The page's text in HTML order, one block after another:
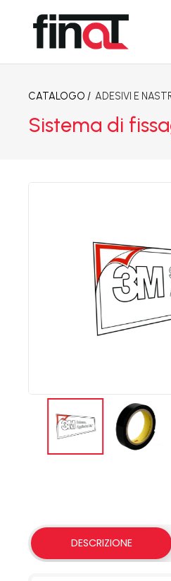
CATALOGO / ADESIVI E
Sistema di
DESCRIZIONE